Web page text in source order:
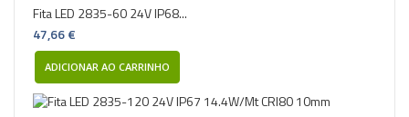
Fita LED 2835-60 24V IP68...
47,66 €
ADICIONAR AO CARRINHO